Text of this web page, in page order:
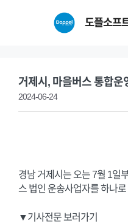
도플소프
거제시, 마을버스 통합
2024-06-24
경남 거제시는 오는 7월 1일
스 법인 운송사업자를 하나
▼기사전문 보러가기